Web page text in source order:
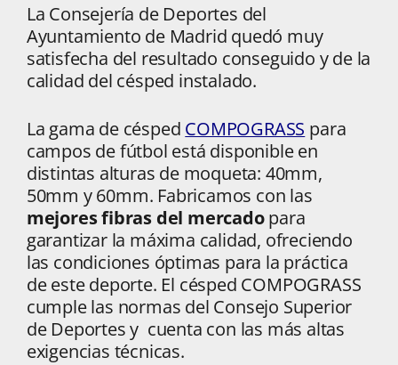
La Consejería de Deportes del
Ayuntamiento de Madrid quedó muy
satisfecha del resultado conseguido y de la
calidad del césped instalado.
La gama de césped COMPOGRASS para
campos de fútbol está disponible en
distintas alturas de moqueta: 40mm,
50mm y 60mm. Fabricamos con las
mejores fibras del mercadopara
garantizar la máxima calidad, ofreciendo
las condiciones óptimas para la práctica
de este deporte. El césped COMPOGRASS
cumple las normas del Consejo Superior
de Deportes y cuenta con las más altas
exigencias técnicas.